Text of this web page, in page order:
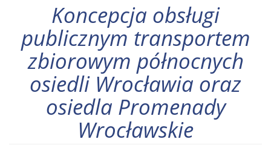
Koncepcja obsługi
publicznym transportem
zbiorowym północnych
osiedli Wrocławia oraz
osiedla Promenady
Wrocławskie